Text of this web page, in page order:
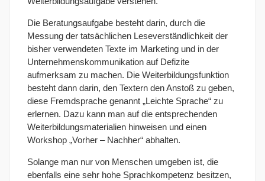
Die Beratungsaufgabe besteht darin, durch die
Messung der tatsächlichen Leseverständlichkeit der
bisher verwendeten Texte im Marketing und in der
Unternehmenskommunikation auf Defizite
aufmerksam zu machen. Die Weiterbildungsfunktion
besteht dann darin, den Textern den Anstoß zu geben,
diese Fremdsprache genannt „Leichte Sprache“ zu
erlernen. Dazu kann man auf die entsprechenden
Weiterbildungsmaterialien hinweisen und einen
Workshop „Vorher – Nachher“ abhalten.
Solange man nur von Menschen umgeben ist, die
ebenfalls eine sehr hohe Sprachkompetenz besitzen,